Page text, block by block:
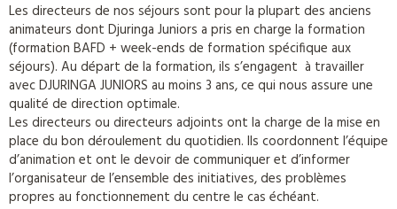
Les directeurs de nos séjours sont pour la plupart des anciens
animateurs dont Djuringa Juniors a pris en charge la formation
(formation BAFD + week-ends de formation spécifique aux
séjours). Au départ de la formation, ils s’engagent à travailler
avec DJURINGA JUNIORS au moins 3 ans, ce qui nous assure une
qualité de direction optimale.
Les directeurs ou directeurs adjoints ont la charge de la mise en
place du bon déroulement du quotidien. Ils coordonnent l’équipe
d’animation et ont le devoir de communiquer et d’informer
l’organisateur de l’ensemble des initiatives, des problèmes
propres au fonctionnement du centre le cas échéant.